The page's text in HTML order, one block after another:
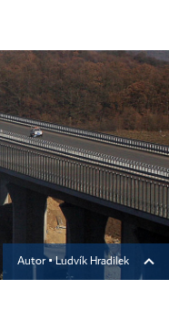
Autor ▪Ludvík Hradilek